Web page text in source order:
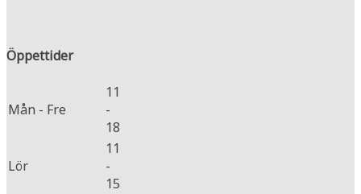
Öppettider
Mån - Fre
11
-
18
Lör
11
-
15